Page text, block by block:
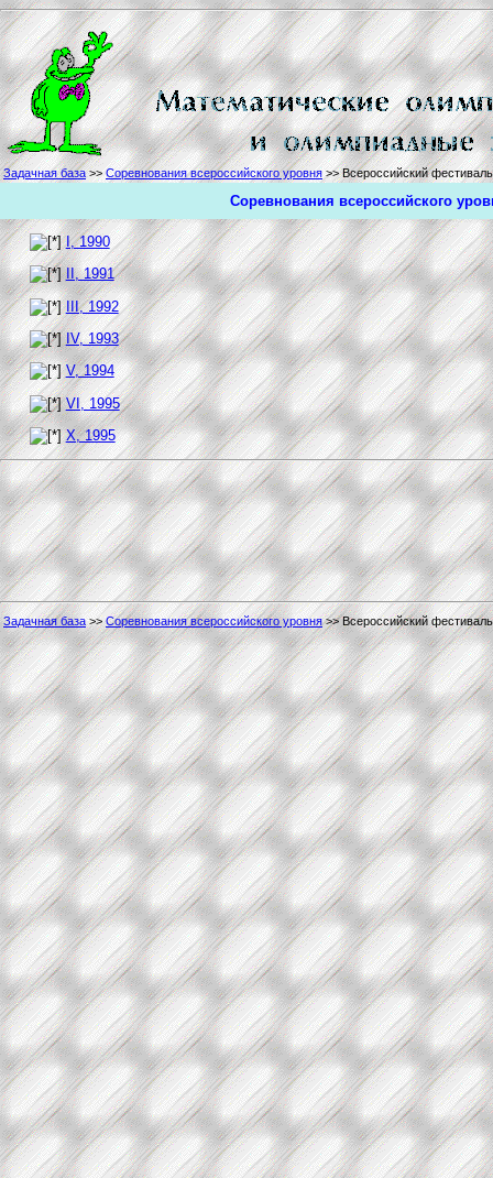
Задачная база>> Соревнования всероссийского уровня >> Всероссийский
Соревнования всероссийского
I, 1990
II, 1991
III, 1992
IV, 1993
V, 1994
VI, 1995
X, 1995
Задачная база >>Соревнования всероссийского уровня>> Всероссийский